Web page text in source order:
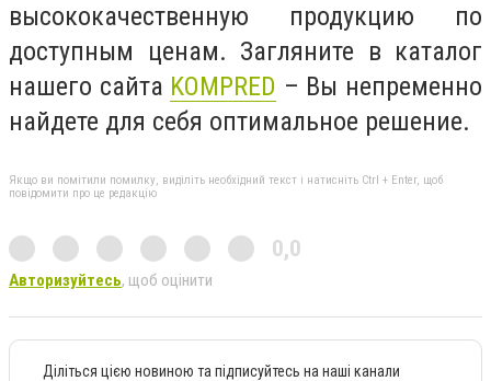
высококачественную продукцию по
доступным ценам. Загляните в каталог
нашего сайта KOMPRED – Вы непременно
найдете для себя оптимальное решение.
Якщо ви помітили помилку, виділіть необхідний текст і натисніть Ctrl + Enter, щоб
повідомити про це редакцію
0,0
Авторизуйтесь, щоб оцінити
Діліться цією новиною та підписуйтесь на наші канали